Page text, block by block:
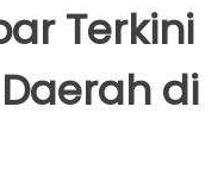
Terkini
di